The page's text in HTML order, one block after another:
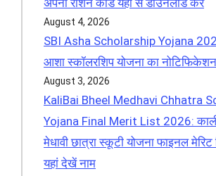
अपना राशन कार्ड यहां से डाउनलोड करें
August 4, 2026
SBI Asha Scholarship Yojana
आशा स्कॉलरशिप योजना का नोटिफिकेशन
August 3, 2026
KaliBai Bheel Medhavi Chhatra
Yojana Final Merit List 2026:
मेधावी छात्रा स्कूटी योजना फाइनल मेरिट
यहां देखें नाम